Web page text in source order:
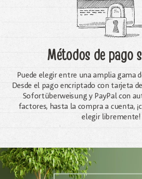
Métodos de pago
Puede elegir entre una amplia gama
Desde el pago encriptado con tarjeta
Sofortüberweisung y PayPal con
factores, hasta la compra a cuenta,
elegir libremente!